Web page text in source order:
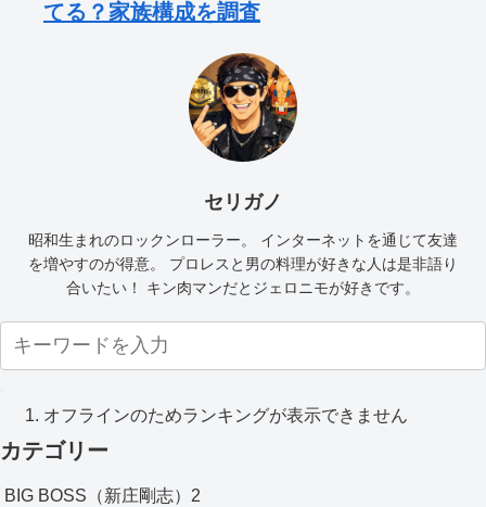
てる？家族構成を調査
セリガノ
昭和生まれのロックンローラー。 インターネットを通じて友達
を増やすのが得意。 プロレスと男の料理が好きな人は是非語り
合いたい！ キン肉マンだとジェロニモが好きです。
オフラインのためランキングが表示できません
カテゴリー
BIG BOSS（新庄剛志） 2